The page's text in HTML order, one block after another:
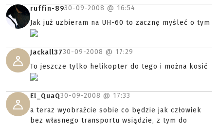
ruffin-8930-09-2008 @ 16:54
Jak już uzbieram na UH-60 to zacznę myśleć o tym
Jackall3730-09-2008 @ 17:29
To jeszcze tylko helikopter do tego i można kosić
El_QuaQ30-09-2008 @ 17:33
a teraz wyobraźcie sobie co będzie jak człowiek
bez własnego transportu wsiądzie, z tym do